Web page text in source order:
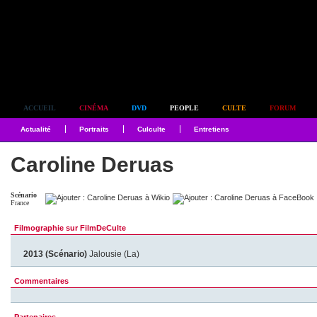
ACCUEIL CINÉMA DVD PEOPLE CULTE FORUM
Actualité Portraits Culculte Entretiens
Caroline Deruas
Scénario
France
Filmographie sur FilmDeCulte
2013 (Scénario) Jalousie (La)
Commentaires